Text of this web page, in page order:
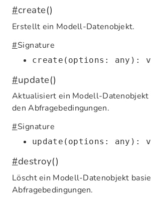
#create()
Erstellt ein Modell-Datenobjekt.
#Signature
create(options: any):
#update()
Aktualisiert ein Modell-Datenobjekt
den Abfragebedingungen.
#Signature
update(options: any):
#destroy()
Löscht ein Modell-Datenobjekt
Abfragebedingungen.